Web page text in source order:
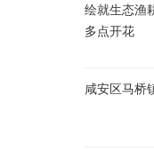
绘就生态渔
多点开花
咸安区马桥